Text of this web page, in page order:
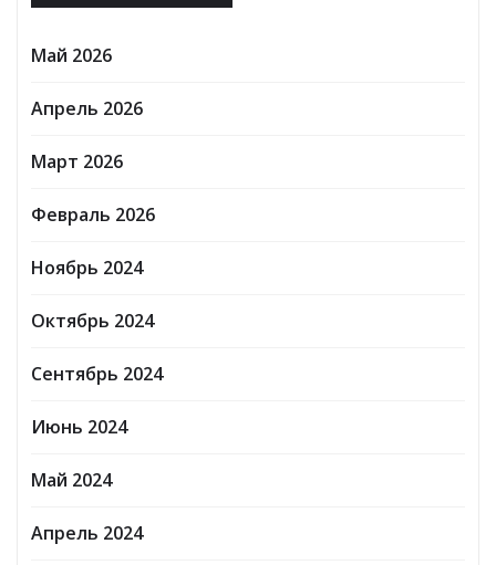
Май 2026
Апрель 2026
Март 2026
Февраль 2026
Ноябрь 2024
Октябрь 2024
Сентябрь 2024
Июнь 2024
Май 2024
Апрель 2024